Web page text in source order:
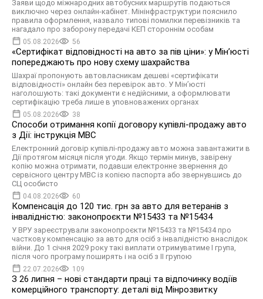
Заяви щодо міжнародних автобусних маршрутів подаються
виключно через онлайн-кабінет. Мінінфраструктури пояснило
правила оформлення, назвало типові помилки перевізників та
нагадало про заборону передачі КЕП стороннім особам
05.08.2026 56
«Сертифікат відповідності на авто за пів ціни»: у Мін’юсті
попереджають про нову схему шахрайства
Шахраї пропонують автовласникам дешеві «сертифікати
відповідності» онлайн без перевірок авто. У Мін’юсті
наголошують: такі документи є недійсними, а оформлювати
сертифікацію треба лише в уповноважених органах
05.08.2026 38
Способи отримання копії договору купівлі-продажу авто
з Дії: інструкція МВС
Електронний договір купівлі-продажу авто можна завантажити в
Дії протягом місяця після угоди. Якщо термін минув, завірену
копію можна отримати, подавши електронне звернення до
сервісного центру МВС із копією паспорта або звернувшись до
СЦ особисто
04.08.2026 60
Компенсація до 120 тис. грн за авто для ветеранів з
інвалідністю: законопроєкти №15433 та №15434
У ВРУ зареєстрували законопроєкти №15433 та №15434 про
часткову компенсацію за авто для осіб з інвалідністю внаслідок
війни. До 1 січня 2029 року такі виплати отримуватиме І група,
після чого програму поширять і на осіб з ІІ групою
22.07.2026 109
З 26 липня – нові стандарти праці та відпочинку водіїв
комерційного транспорту: деталі від Мінрозвитку